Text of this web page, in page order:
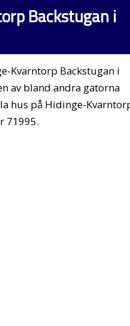
Backstugan i
Kvarntorp Backstugan i
av bland andra gatorna
hus på Hidinge-
71995.